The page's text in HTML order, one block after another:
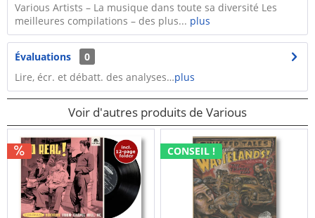
Various Artists – La musique dans toute sa diversité Les
meilleures compilations – des plus... plus
Évaluations
0
Lire, écr. et débatt. des analyses…plus
Voir d'autres produits de Various
CONSEIL !